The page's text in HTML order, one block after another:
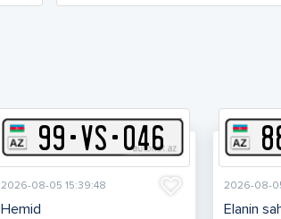
99-VS-046
2026-08-05 15:39:48
Hemid
2026-08-
Elanin